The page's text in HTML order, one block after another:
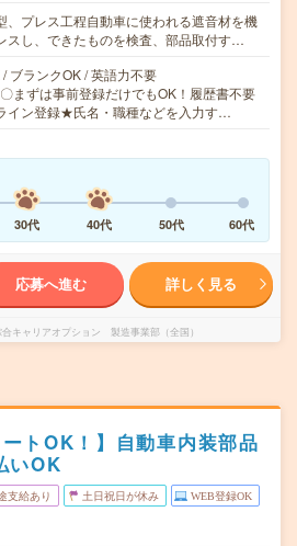
、プレス工程自動車に使われる遮音材を機
スし、できたものを検査、部品取付す…
ブランクOK / 英語力不要
まずは事前登録だけでもOK！履歴書不要
イン登録★氏名・職種などを入力す…
30代 40代 50代 60代
応募へ進む 詳しく見る
キャリアオプション 製造事業部（全国）
ートOK！】自動車内装部品
いOK
支給あり 土日祝日が休み WEB登録OK